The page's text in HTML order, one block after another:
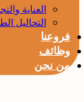
العناية
التحاليل
فروعنا
وظائف
من نحن